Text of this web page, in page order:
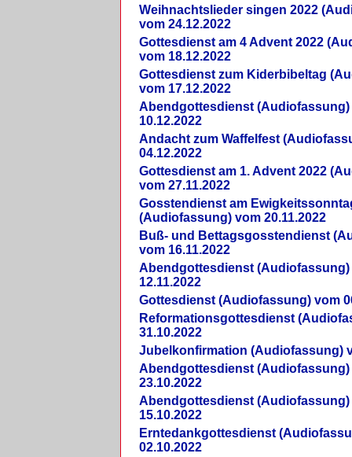
Weihnachtslieder singen 2022
vom 24.12.2022
Gottesdienst am 4 Advent 2022
vom 18.12.2022
Gottesdienst zum Kiderbibeltag
vom 17.12.2022
Abendgottesdienst (Audiofassung)
10.12.2022
Andacht zum Waffelfest
04.12.2022
Gottesdienst am 1. Advent 2022
vom 27.11.2022
Gosstendienst am
(Audiofassung) vom 20.11.2022
Buß- und Bettagsgosstendienst
vom 16.11.2022
Abendgottesdienst (Audiofassung)
12.11.2022
Gottesdienst (Audiofassung) vom
Reformationsgottesdienst
31.10.2022
Jubelkonfirmation (Audiofassung)
Abendgottesdienst (Audiofassung)
23.10.2022
Abendgottesdienst (Audiofassung)
15.10.2022
Erntedankgottesdienst
02.10.2022